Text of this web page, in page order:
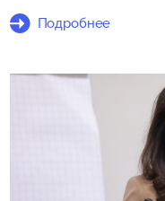
Подробнее